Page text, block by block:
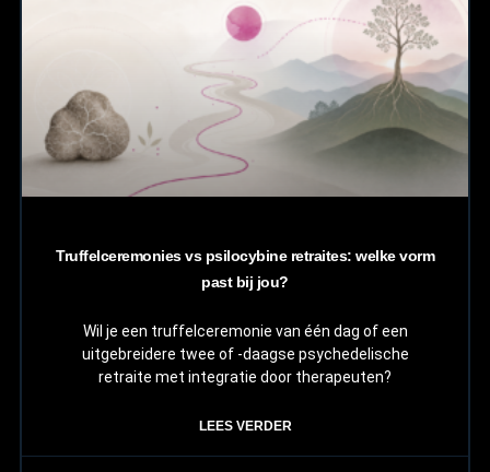
Truffelceremonies vs psilocybine retraites: welke vorm
past bij jou?
Wil je een truffelceremonie van één dag of een
uitgebreidere twee of -daagse psychedelische
retraite met integratie door therapeuten?
LEES VERDER